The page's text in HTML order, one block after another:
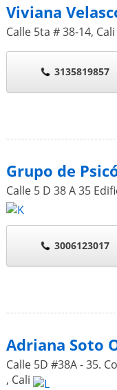
Viviana
Calle 5ta # 38-14, Cali
3135819857
Grupo de
Calle 5 D 38 A 35
3006123017
Adriana Soto
Calle 5D #38A - 35.
, Cali